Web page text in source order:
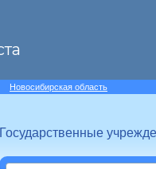
Новосибирская область
Государственные